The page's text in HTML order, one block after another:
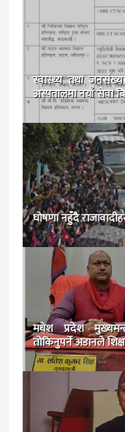
स्वास्थ्य तथा
अस्पतालमा नयाँ सेवा
घोषणा नहुँदै
मधेश प्रदेश
तोकिनुपर्ने अडानले